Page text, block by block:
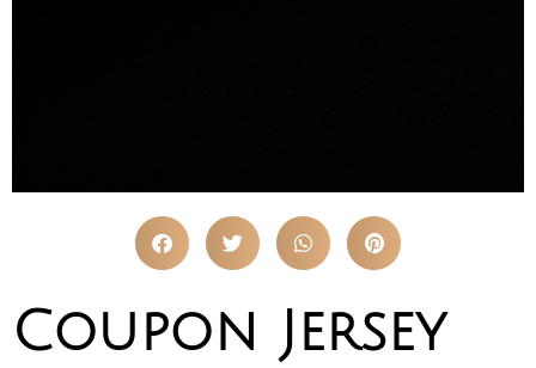
Coupon Jersey